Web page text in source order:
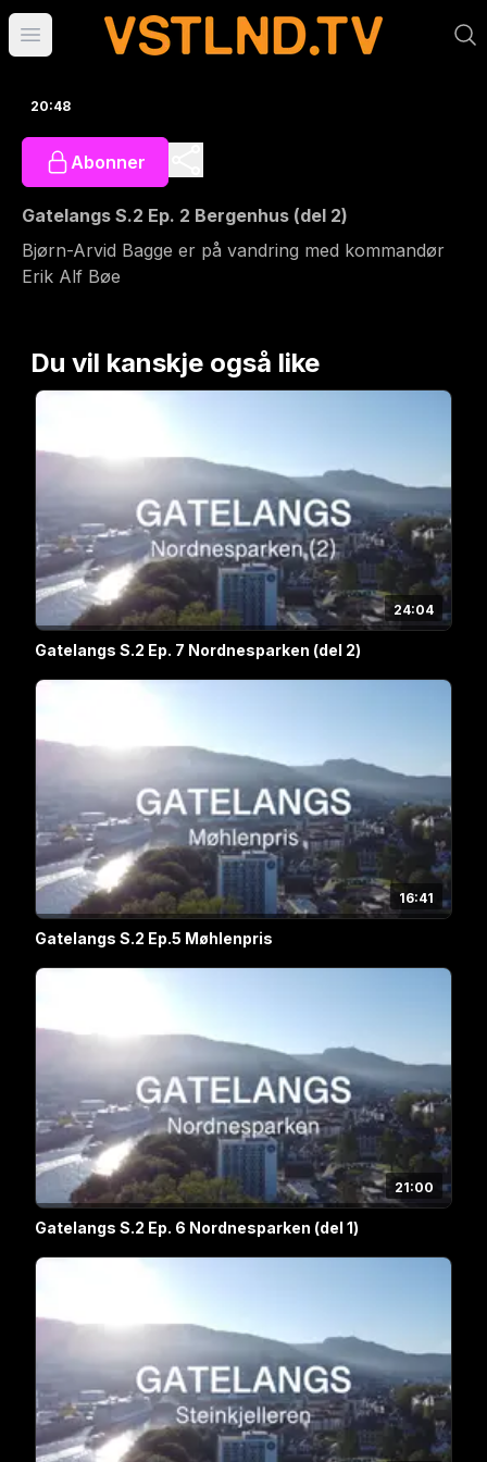
Åpne hovedmeny
20:48
Abonner
Gatelangs S.2 Ep. 2 Bergenhus (del 2)
Bjørn-Arvid Bagge er på vandring med kommandør
Erik Alf Bøe
Du vil kanskje også like
24:04
Gatelangs S.2 Ep. 7 Nordnesparken (del 2)
16:41
Gatelangs S.2 Ep.5 Møhlenpris
21:00
Gatelangs S.2 Ep. 6 Nordnesparken (del 1)